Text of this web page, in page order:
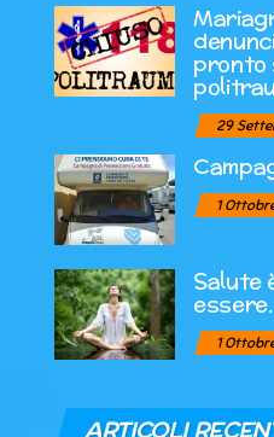
pronto
29
1
Salute
essere.
1
ARTICOLI